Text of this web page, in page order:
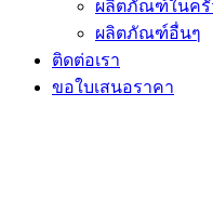
ผลิตภัณฑ์ในครั
ผลิตภัณฑ์อื่นๆ
ติดต่อเรา
ขอใบเสนอราคา